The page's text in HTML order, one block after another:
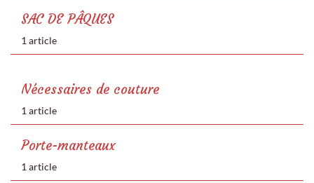
SAC DE PÂQUES
1 article
Nécessaires de couture
1 article
Porte-manteaux
1 article